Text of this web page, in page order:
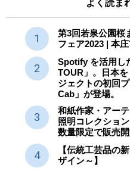
よく読ま
第3回若泉公園桜
フェア2023 | 本
Spotify を活用し
TOUR」。日本
ジェクトの初回
Cab」が登場。
和紙作家・アー
照明コレクショ
数量限定で販売開
【伝統工芸品の
ザイン～】